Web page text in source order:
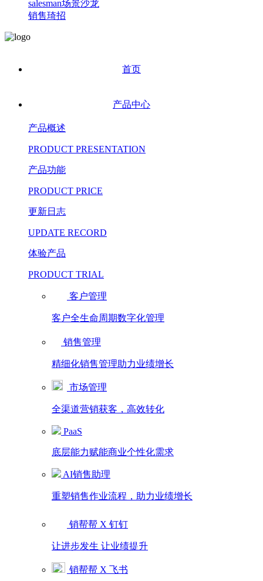
salesman场景沙龙
销售琦招
首页
产品中心
产品概述
PRODUCT PRESENTATION
产品功能
PRODUCT PRICE
更新日志
UPDATE RECORD
体验产品
PRODUCT TRIAL
客户管理
客户全生命周期数字化管理
销售管理
精细化销售管理助力业绩增长
市场管理
全渠道营销获客，高效转化
PaaS
底层能力赋能商业个性化需求
AI销售助理
重塑销售作业流程，助力业绩增长
销帮帮 X 钉钉
让进步发生 让业绩提升
销帮帮 X 飞书